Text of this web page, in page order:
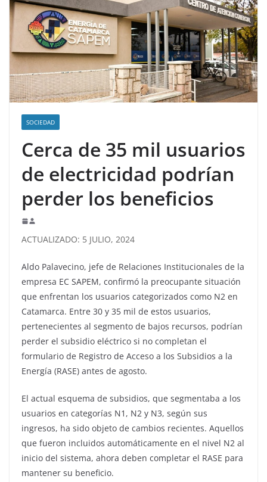
SOCIEDAD
Cerca de 35 mil usuarios
de electricidad podrían
perder los beneficios
ACTUALIZADO: 5 JULIO, 2024
Aldo Palavecino, jefe de Relaciones Institucionales de la
empresa EC SAPEM, confirmó la preocupante situación
que enfrentan los usuarios categorizados como N2 en
Catamarca. Entre 30 y 35 mil de estos usuarios,
pertenecientes al segmento de bajos recursos, podrían
perder el subsidio eléctrico si no completan el
formulario de Registro de Acceso a los Subsidios a la
Energía (RASE) antes de agosto.
El actual esquema de subsidios, que segmentaba a los
usuarios en categorías N1, N2 y N3, según sus
ingresos, ha sido objeto de cambios recientes. Aquellos
que fueron incluidos automáticamente en el nivel N2 al
inicio del sistema, ahora deben completar el RASE para
mantener su beneficio.